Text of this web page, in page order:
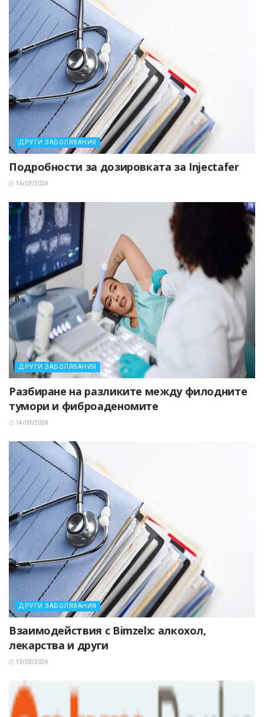
ДРУГИ ЗАБОЛЯВАНИЯ
Подробности за дозировката за Injectafer
16/03/2024
ДРУГИ ЗАБОЛЯВАНИЯ
Разбиране на разликите между филодните
тумори и фиброаденомите
14/03/2024
ДРУГИ ЗАБОЛЯВАНИЯ
Взаимодействия с Bimzelx: алкохол,
лекарства и други
13/03/2024